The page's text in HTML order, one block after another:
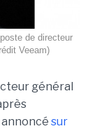
de directeur
Veeam)
général
annoncé sur